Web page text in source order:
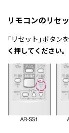
リモコンのリセ
「リセット」ボタン
く押してください。